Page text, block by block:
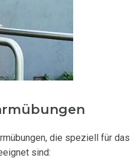
die speziell für das
sind: